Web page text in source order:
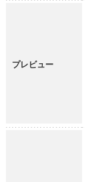
プレビュー